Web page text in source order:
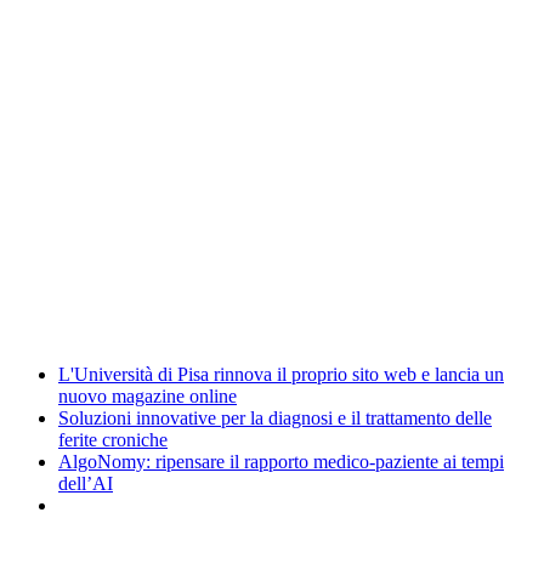
L'Università di Pisa rinnova il proprio sito web e lancia un
nuovo magazine online
Soluzioni innovative per la diagnosi e il trattamento delle
ferite croniche
AlgoNomy: ripensare il rapporto medico-paziente ai tempi
dell’AI